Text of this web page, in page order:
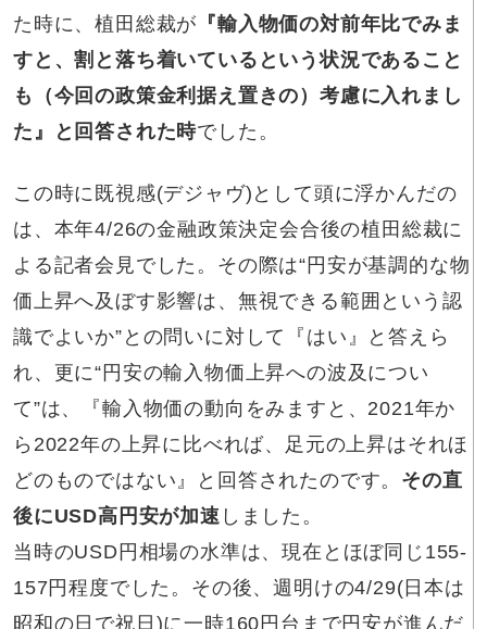
た時に、植田総裁が 『輸入物価の対前年比でみま
すと、割と落ち着いているという状況であること
も（今回の政策金利据え置きの）考慮に入れまし
た』と回答された時でした。
この時に既視感(デジャヴ)として頭に浮かんだの
は、本年4/26の金融政策決定会合後の植田総裁に
よる記者会見でした。その際は“円安が基調的な物
価上昇へ及ぼす影響は、無視できる範囲という認
識でよいか”との問いに対して『はい』と答えら
れ、更に“円安の輸入物価上昇への波及につい
て”は、『輸入物価の動向をみますと、2021年か
ら2022年の上昇に比べれば、足元の上昇はそれほ
どのものではない』と回答されたのです。 その直
後にUSD高円安が加速 しました。
当時のUSD円相場の水準は、現在とほぼ同じ155-
157円程度でした。その後、週明けの4/29(日本は
昭和の日で祝日)に一時160円台まで円安が進んだ